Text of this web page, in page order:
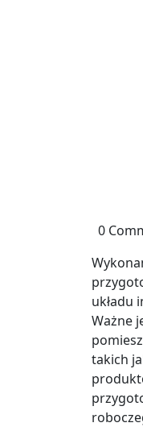
0
układu
Ważne
takich